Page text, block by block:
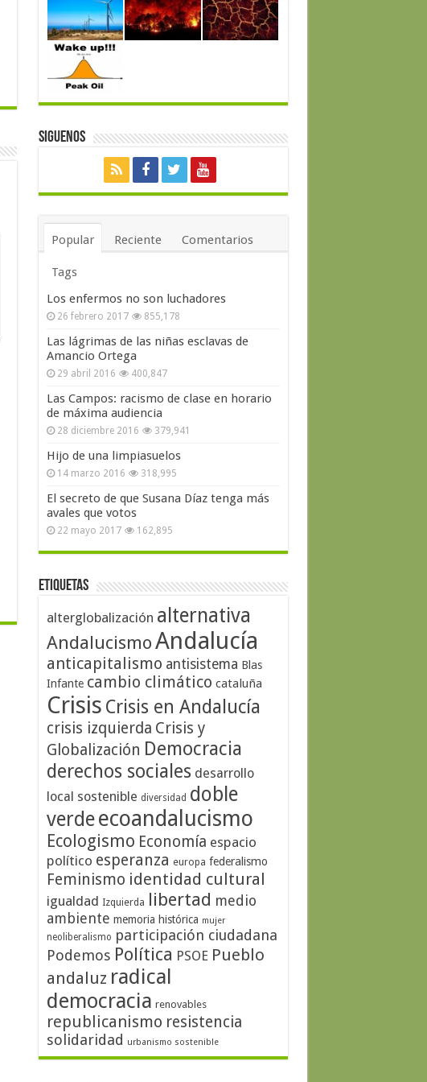
Siguenos
Popular Reciente Comentarios
Tags
Los enfermos no son luchadores
26 febrero 2017 855,178
Las lágrimas de las niñas esclavas de
Amancio Ortega
29 abril 2016 400,847
Las Campos: racismo de clase en horario
de máxima audiencia
28 diciembre 2016 379,941
Hijo de una limpiasuelos
14 marzo 2016 318,995
El secreto de que Susana Díaz tenga más
avales que votos
22 mayo 2017 162,895
Etiquetas
alterglobalización alternativa
AndalucismoAndalucía
anticapitalismo antisistema Blas
Infante cambio climático cataluña
Crisis Crisis en Andalucía
crisis izquierda Crisis y
Globalización Democracia
derechos sociales desarrollo
local sostenible diversidad doble
verdeecoandalucismo
Ecologismo Economía espacio
político esperanza europa federalismo
Feminismo identidad cultural
igualdad Izquierda libertad medio
ambiente memoria histórica mujer
neoliberalismo participación ciudadana
Podemos Política PSOE Pueblo
andaluz radical
democracia renovables
republicanismo resistencia
solidaridad urbanismo sostenible